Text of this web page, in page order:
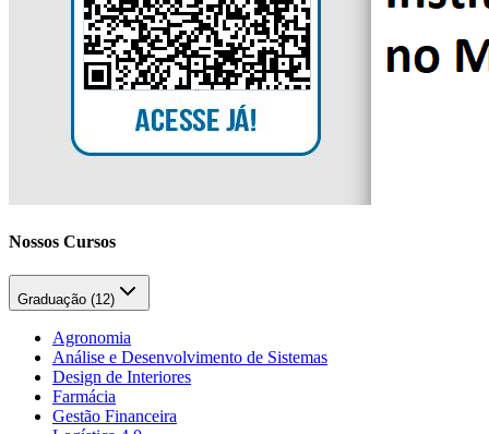
Nossos Cursos
Graduação (12)
Agronomia
Análise e Desenvolvimento de Sistemas
Design de Interiores
Farmácia
Gestão Financeira